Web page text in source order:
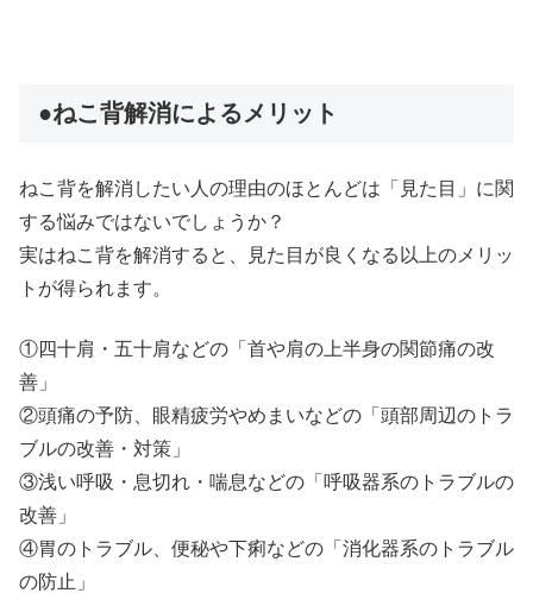
●ねこ背解消によるメリット
ねこ背を解消したい人の理由のほとんどは「見た目」に関
する悩みではないでしょうか？
実はねこ背を解消すると、見た目が良くなる以上のメリッ
トが得られます。
①四十肩・五十肩などの「首や肩の上半身の関節痛の改
善」
②頭痛の予防、眼精疲労やめまいなどの「頭部周辺のトラ
ブルの改善・対策」
③浅い呼吸・息切れ・喘息などの「呼吸器系のトラブルの
改善」
④胃のトラブル、便秘や下痢などの「消化器系のトラブル
の防止」